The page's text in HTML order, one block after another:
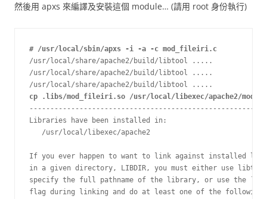
然後用 apxs 來編譯及安裝這個 module… (請用 root 身份執行)
# /usr/local/sbin/apxs -i -a -c mod_fileiri.c
/usr/local/share/apache2/build/libtool .....
/usr/local/share/apache2/build/libtool .....
cp .libs/mod_fileiri.so /usr/local/libexec/apache2/
Libraries have been installed in:
   /usr/local/libexec/apache2
If you ever happen to want to link against installed
in a given directory, LIBDIR, you must either use
specify the full pathname of the library, or use the `-
flag during linking and do at least one of the following: